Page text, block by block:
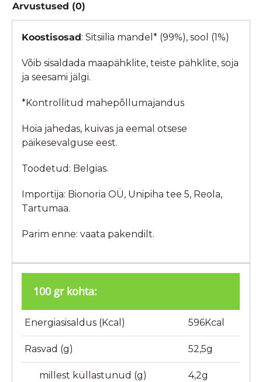
Arvustused (0)
Koostisosad: Sitsiilia mandel* (99%), sool (1%)
Võib sisaldada maapähklite, teiste pähklite, soja
ja seesami jälgi.
*Kontrollitud mahepõllumajandus
Hoia jahedas, kuivas ja eemal otsese
päikesevalguse eest.
Toodetud: Belgias.
Importija: Bionoria OÜ, Unipiha tee 5, Reola,
Tartumaa.
Parim enne: vaata pakendilt.
100 gr kohta:
Energiasisaldus (Kcal) 596Kcal
Rasvad (g) 52,5g
millest küllastunud (g) 4,2g